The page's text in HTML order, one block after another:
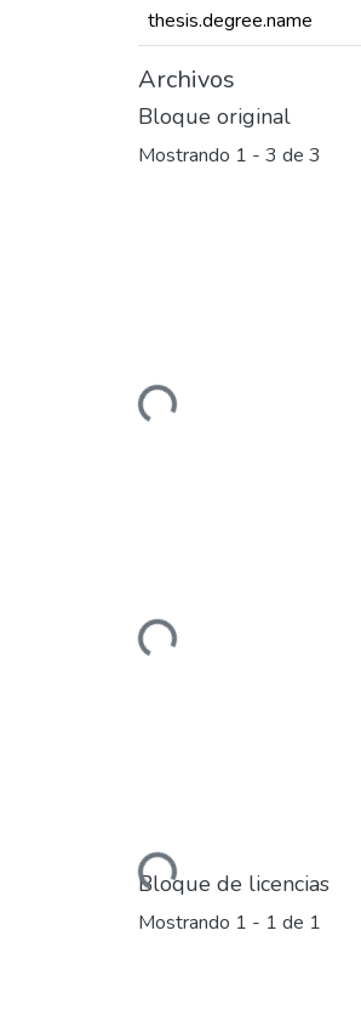
thesis.degree.name
Archivos
Bloque original
Mostrando 1 - 3 de 3
Cargando...
Cargando...
Cargando...
Bloque de licencias
Mostrando 1 - 1 de 1